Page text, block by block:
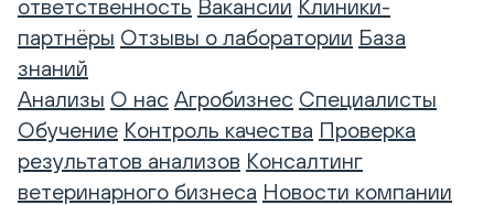
ответственность Вакансии Клиники-
партнёры Отзывы о лаборатории База
знаний
Анализы О нас Агробизнес Специалисты
Обучение Контроль качества Проверка
результатов анализов Консалтинг
ветеринарного бизнеса Новости компании